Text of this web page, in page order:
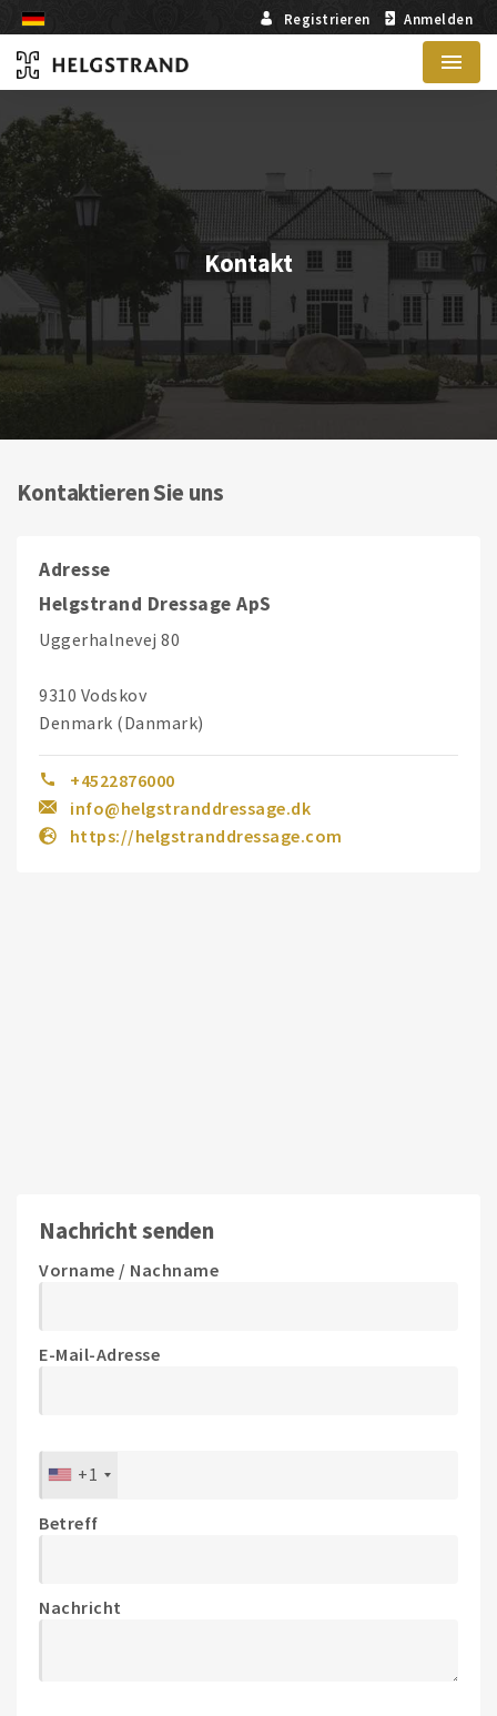
Registrieren Anmelden
Menu
Kontakt
Kontaktieren Sie uns
Adresse
Helgstrand Dressage ApS
Uggerhalnevej 80
9310 Vodskov
Denmark (Danmark)
+4522876000
info@helgstranddressage.dk
https://helgstranddressage.com
Nachricht senden
Vorname / Nachname
E-Mail-Adresse
+1
Betreff
Nachricht